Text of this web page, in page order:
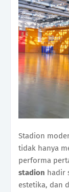
Stadion
tidak hanya
performa
stadion hadir
estetika, dan